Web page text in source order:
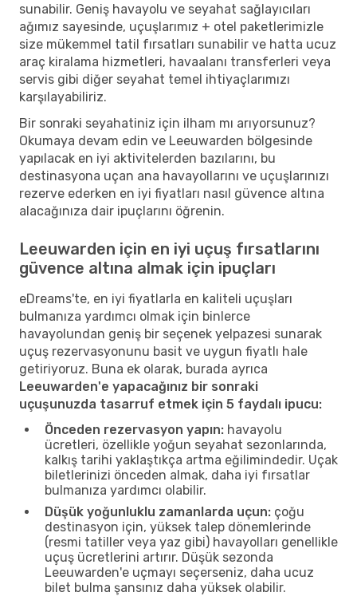
sunabilir. Geniş havayolu ve seyahat sağlayıcıları
ağımız sayesinde, uçuşlarımız + otel paketlerimizle
size mükemmel tatil fırsatları sunabilir ve hatta ucuz
araç kiralama hizmetleri, havaalanı transferleri veya
servis gibi diğer seyahat temel ihtiyaçlarımızı
karşılayabiliriz.
Bir sonraki seyahatiniz için ilham mı arıyorsunuz?
Okumaya devam edin ve Leeuwarden bölgesinde
yapılacak en iyi aktivitelerden bazılarını, bu
destinasyona uçan ana havayollarını ve uçuşlarınızı
rezerve ederken en iyi fiyatları nasıl güvence altına
alacağınıza dair ipuçlarını öğrenin.
Leeuwarden için en iyi uçuş fırsatlarını
güvence altına almak için ipuçları
eDreams'te, en iyi fiyatlarla en kaliteli uçuşları
bulmanıza yardımcı olmak için binlerce
havayolundan geniş bir seçenek yelpazesi sunarak
uçuş rezervasyonunu basit ve uygun fiyatlı hale
getiriyoruz. Buna ek olarak, burada ayrıca
Leeuwarden'e yapacağınız bir sonraki
uçuşunuzda tasarruf etmek için 5 faydalı ipucu:
Önceden rezervasyon yapın: havayolu
ücretleri, özellikle yoğun seyahat sezonlarında,
kalkış tarihi yaklaştıkça artma eğilimindedir. Uçak
biletlerinizi önceden almak, daha iyi fırsatlar
bulmanıza yardımcı olabilir.
Düşük yoğunluklu zamanlarda uçun: çoğu
destinasyon için, yüksek talep dönemlerinde
(resmi tatiller veya yaz gibi) havayolları genellikle
uçuş ücretlerini artırır. Düşük sezonda
Leeuwarden'e uçmayı seçerseniz, daha ucuz
bilet bulma şansınız daha yüksek olabilir.